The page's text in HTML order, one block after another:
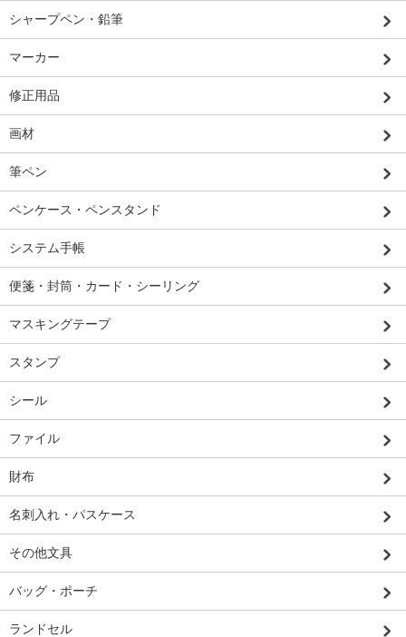
シャープペン・鉛筆
マーカー
修正用品
画材
筆ペン
ペンケース・ペンスタンド
システム手帳
便箋・封筒・カード・シーリング
マスキングテープ
スタンプ
シール
ファイル
財布
名刺入れ・パスケース
その他文具
バッグ・ポーチ
ランドセル